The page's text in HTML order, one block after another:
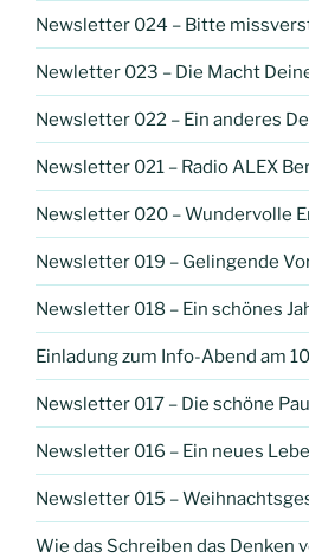
Newsletter 024 – Bitte
Newletter 023 – Die Macht
Newsletter 022 – Ein anderes
Newsletter 021 – Radio ALEX
Newsletter 020 – Wundervolle
Newsletter 019 – Gelingende
Newsletter 018 – Ein schönes
Einladung zum Info-Abend am
Newsletter 017 – Die schöne
Newsletter 016 – Ein neues
Newsletter 015 –
Wie das Schreiben das Denken